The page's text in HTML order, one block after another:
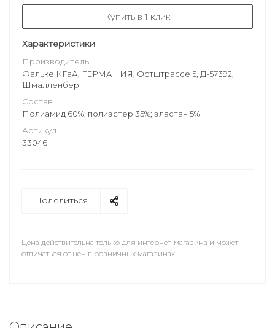
Купить в 1 клик
Характеристики
Производитель
Фальке КГаА, ГЕРМАНИЯ, Остштрассе 5, Д-57392,
Шмалленберг
Состав
Полиамид 60%; полиэстер 35%; эластан 5%
Артикул
33046
Поделиться
Цена действительна только для интернет-магазина и может
отличаться от цен в розничных магазинах